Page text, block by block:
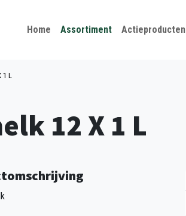
Home Assortiment Actieproducten
1 L
12 X 1 L